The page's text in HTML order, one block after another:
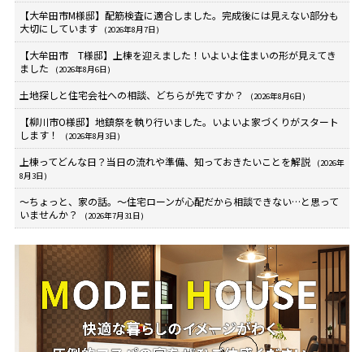
【大牟田市M様邸】配筋検査に適合しました。完成後には見えない部分も
大切にしています
(2026年8月7日)
【大牟田市 T様邸】上棟を迎えました！いよいよ住まいの形が見えてき
ました
(2026年8月6日)
土地探しと住宅会社への相談、どちらが先ですか？ (2026年8月6日)
【柳川市O様邸】地鎮祭を執り行いました。いよいよ家づくりがスタート
します！
(2026年8月3日)
上棟ってどんな日？当日の流れや準備、知っておきたいことを解説
(2026年
8月3日)
～ちょっと、家の話。～住宅ローンが心配だから相談できない…と思って
いませんか？
(2026年7月31日)